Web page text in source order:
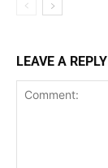
LEAVE A REPLY